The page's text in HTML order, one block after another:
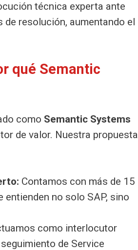
técnica experta ante
resolución, aumentando el
qué Semantic
como Semantic Systems
de valor. Nuestra propuesta
Contamos con más de 15
entienden no solo SAP, sino
como interlocutor
de Service